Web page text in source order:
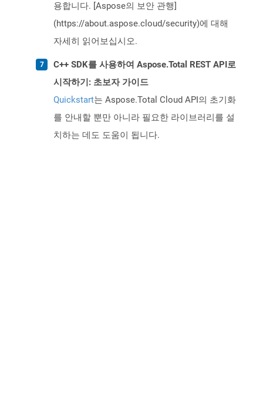
용합니다. [Aspose의 보안 관행]
(https://about.aspose.cloud/security)에 대해
자세히 읽어보십시오.
C++ SDK를 사용하여 Aspose.Total REST API로
시작하기: 초보자 가이드
Quickstart는 Aspose.Total Cloud API의 초기화
를 안내할 뿐만 아니라 필요한 라이브러리를 설
치하는 데도 도움이 됩니다.